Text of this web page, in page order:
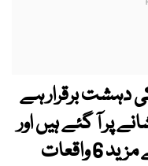
دہشت برقرار ہے
پر آ گئے ہیں اور
کورنگی میں سگ گزیدگی کے مزید 6 واقعات